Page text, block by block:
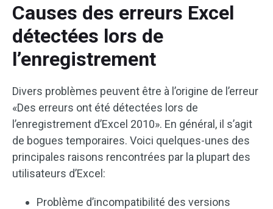
Causes des erreurs Excel
détectées lors de
l’enregistrement
Divers problèmes peuvent être à l’origine de l’erreur
«Des erreurs ont été détectées lors de
l’enregistrement d’Excel 2010». En général, il s’agit
de bogues temporaires. Voici quelques-unes des
principales raisons rencontrées par la plupart des
utilisateurs d’Excel:
Problème d’incompatibilité des versions